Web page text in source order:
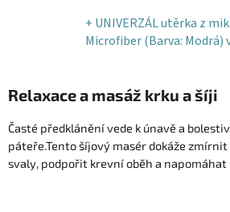
+ UNIVERZÁL utěrka z
Microfiber (Barva: Modrá)
Relaxace a masáž krku a šíji
Časté předklánění vede k únavě a
páteře.Tento šíjový masér dokáže
svaly, podpořit krevní oběh a napomáhat